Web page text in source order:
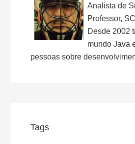
Analista de
Professor,
Desde 2002
mundo Java
pessoas sobre
Tags